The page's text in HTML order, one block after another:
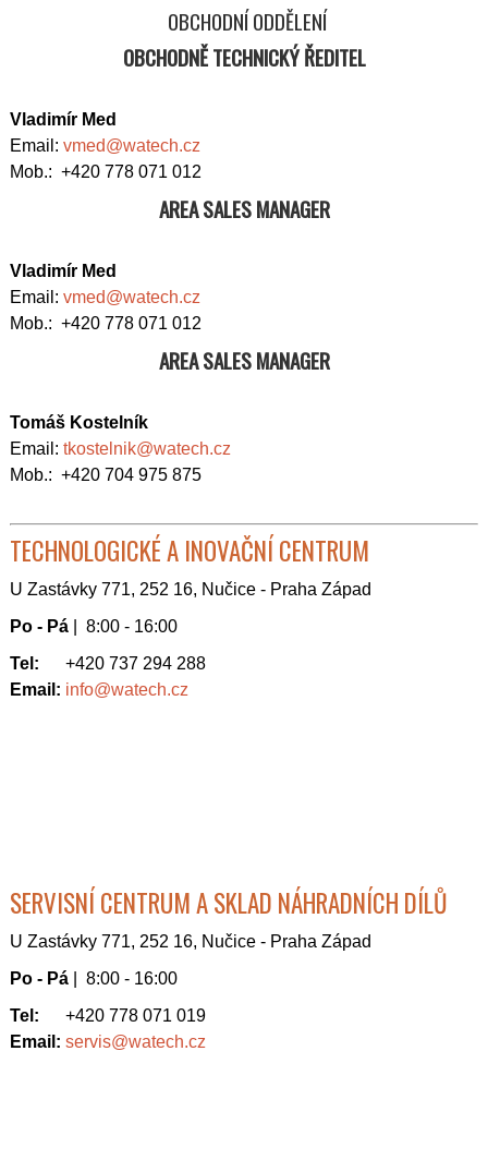
OBCHODNÍ ODDĚLENÍ
OBCHODNĚ TECHNICKÝ ŘEDITEL
Vladimír Med
Email: vmed@watech.cz
Mob.: +420 778 071 012
AREA SALES MANAGER
Vladimír Med
Email: vmed@watech.cz
Mob.: +420 778 071 012
AREA SALES MANAGER
Tomáš Kostelník
Email: tkostelnik@watech.cz
Mob.: +420 704 975 875
TECHNOLOGICKÉ A INOVAČNÍ CENTRUM
U Zastávky 771, 252 16, Nučice - Praha Západ
Po - Pá
| 8:00 - 16:00
Tel:
+420 737 294 288
Email: info@watech.cz
SERVISNÍ CENTRUM A SKLAD NÁHRADNÍCH DÍLŮ
U Zastávky 771, 252 16, Nučice - Praha Západ
Po - Pá
| 8:00 - 16:00
Tel:
+420 778 071 019
Email: servis@watech.cz